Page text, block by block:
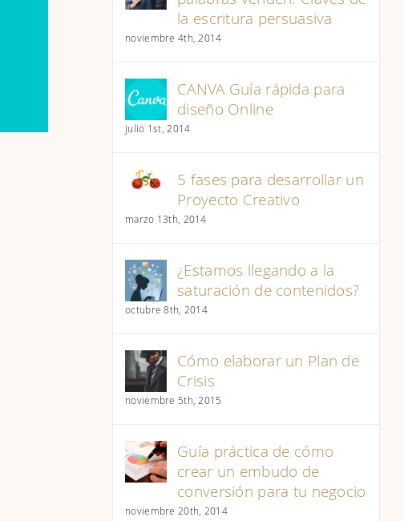
la escritura persuasiva
noviembre 4th, 2014
CANVA Guía rápida para
diseño Online
julio 1st, 2014
5 fases para desarrollar un
Proyecto Creativo
marzo 13th, 2014
¿Estamos llegando a la
saturación de contenidos?
octubre 8th, 2014
Cómo elaborar un Plan de
Crisis
noviembre 5th, 2015
Guía práctica de cómo
crear un embudo de
conversión para tu negocio
noviembre 20th, 2014